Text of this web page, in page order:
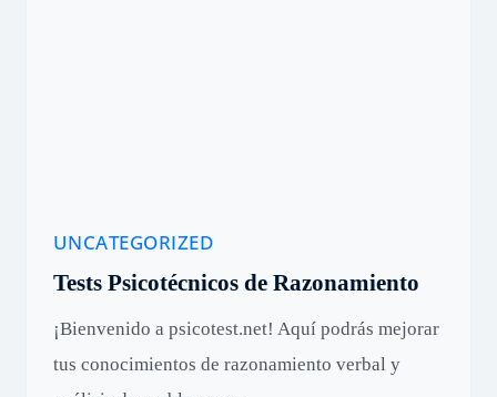
UNCATEGORIZED
Tests Psicotécnicos de Razonamiento
¡Bienvenido a psicotest.net! Aquí podrás mejorar
tus conocimientos de razonamiento verbal y